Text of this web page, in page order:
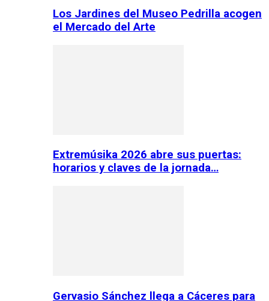
Los Jardines del Museo Pedrilla acogen
el Mercado del Arte
Extremúsika 2026 abre sus puertas:
horarios y claves de la jornada…
Gervasio Sánchez llega a Cáceres para